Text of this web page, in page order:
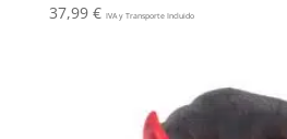
37,99 € IVA y Transporte Incluido